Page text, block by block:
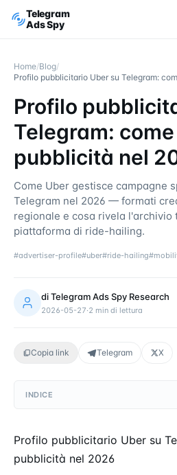
Telegram
Ads Spy
Home/Blog/
Profilo pubblicitario Uber su Telegram:
Profilo
Telegram:
pubblicità nel
Come Uber gestisce campagne
Telegram nel 2026 — formati
regionale e cosa rivela l'archivio
piattaforma di ride-hailing.
#advertiser-profile#uber#ride-hailing#
diTelegram Ads Spy Research
2026-05-27·2 min di lettura
Copia link Telegram X
INDICE
Profilo pubblicitario Uber su
pubblicità nel 2026